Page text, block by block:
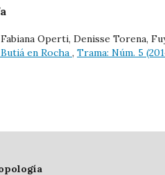
Operti, Denisse Torena,
en Rocha , Trama: Núm. 5